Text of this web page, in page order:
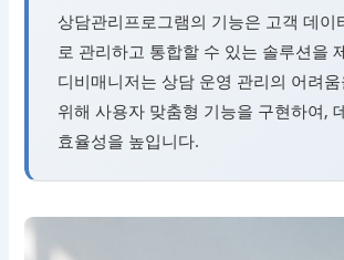
상담관리프로그램의 기능은 고객 데이
로 관리하고 통합할 수 있는 솔루션을
디비매니저는 상담 운영 관리의 어려
위해 사용자 맞춤형 기능을 구현하여,
효율성을 높입니다.